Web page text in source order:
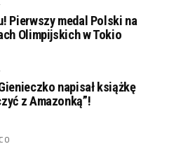
Pierwszy medal Polski na
Olimpijskich w Tokio
napisał książkę
z Amazonką”!